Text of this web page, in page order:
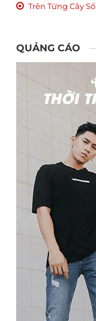
Trên Từng Cây Số
QUẢNG CÁO